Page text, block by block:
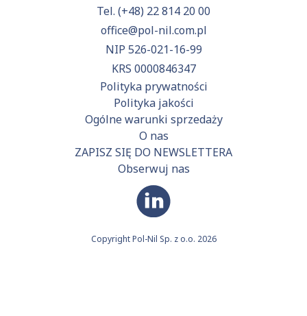
Tel. (+48) 22 814 20 00
office@pol-nil.com.pl
NIP 526-021-16-99
KRS 0000846347
Polityka prywatności
Polityka jakości
Ogólne warunki sprzedaży
O nas
ZAPISZ SIĘ DO NEWSLETTERA
Obserwuj nas
Copyright Pol-Nil Sp. z o.o. 2026